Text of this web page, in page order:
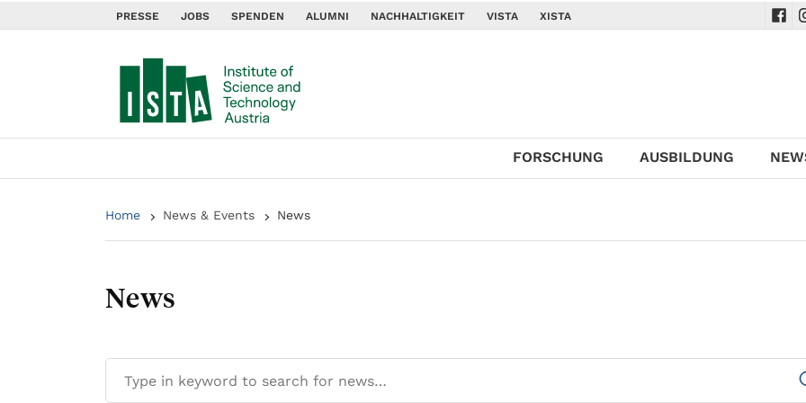
PRESSE JOBS SPENDEN ALUMNI NACHHALTIGKEIT VISTA XISTA
FORSCHUNG AUSBILDUNG
Home News & Events News
News